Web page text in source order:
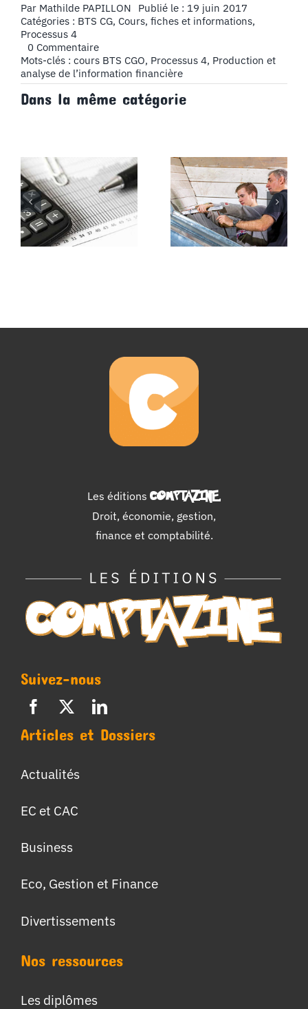
Par Mathilde PAPILLON
Publié le : 19 juin 2017
Catégories : BTS CG, Cours, fiches et informations,
Processus 4
0 Commentaireon
Le
bilan
fonctionnel,
précisions
–
Cours
BTS
CG
Mots-clés : cours BTS CGO, Processus 4, Production et
analyse de l’information financière
Dans la même catégorie
Les soldes
intermédiaires
de gestion
Déroulement
d’un stage
Les éditions COMPTAZINE.
Droit, économie, gestion,
finance et comptabilité.
Suivez-nous
Articles et Dossiers
Actualités
EC et CAC
Business
Eco, Gestion et Finance
Divertissements
Nos ressources
Les diplômes